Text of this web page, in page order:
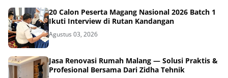
20 Calon Peserta Magang Nasional 2026 Batch 1
Ikuti Interview di Rutan Kandangan
Agustus 03, 2026
Jasa Renovasi Rumah Malang — Solusi Praktis &
Profesional Bersama Dari Zidha Tehnik